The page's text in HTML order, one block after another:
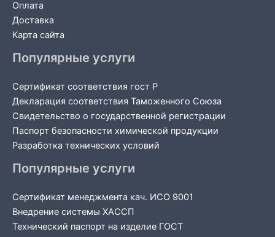
Оплата
Доставка
Карта сайта
Популярные услуги
Сертификат соответствия гост Р
Декларация соответствия Таможенного Союза
Свидетельство о государственной регистрации
Паспорт безопасности химической продукции
Разработка технических условий
Популярные услуги
Сертификат менеджмента кач. ИСО 9001
Внедрение системы ХАССП
Технический паспорт на изделие ГОСТ